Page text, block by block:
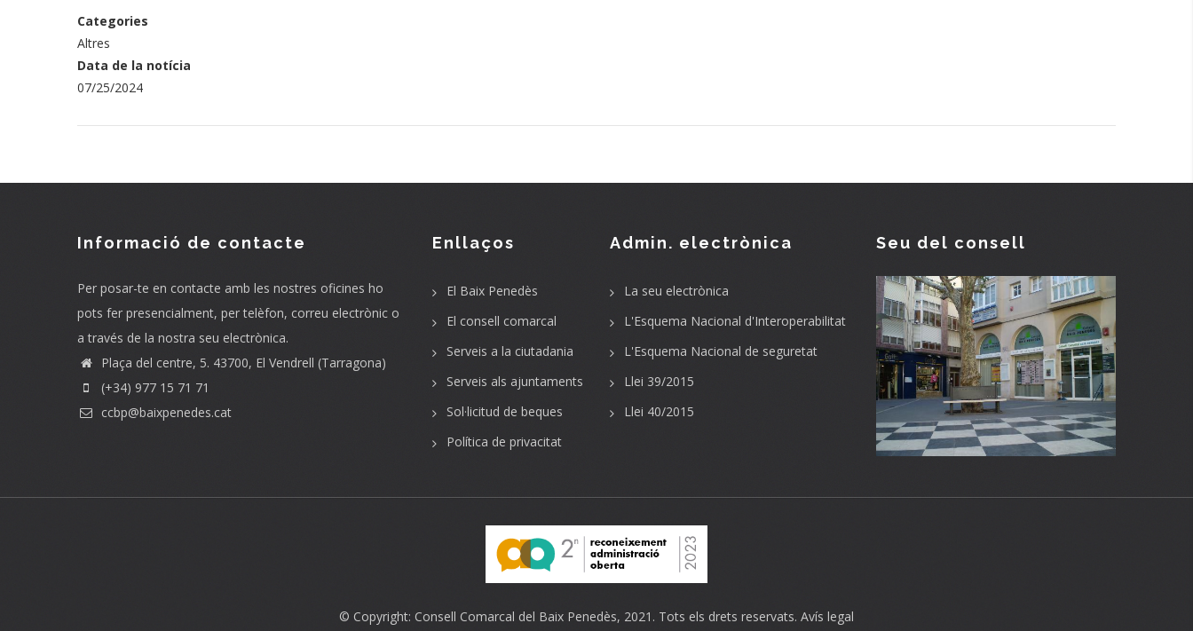
Categories
Altres
Data de la notícia
07/25/2024
Informació de contacte
Per posar-te en contacte amb les nostres oficines ho
pots fer presencialment, per telèfon, correu electrònic o
a través de la nostra seu electrònica.
Plaça del centre, 5. 43700, El Vendrell (Tarragona)
(+34) 977 15 71 71
ccbp@baixpenedes.cat
Enllaços
El Baix Penedès
El consell comarcal
Serveis a la ciutadania
Serveis als ajuntaments
Sol·licitud de beques
Política de privacitat
Admin. electrònica
La seu electrònica
L'Esquema Nacional d'Interoperabilitat
L'Esquema Nacional de seguretat
Llei 39/2015
Llei 40/2015
Seu del consell
© Copyright: Consell Comarcal del Baix Penedès, 2021. Tots els drets reservats. Avís legal